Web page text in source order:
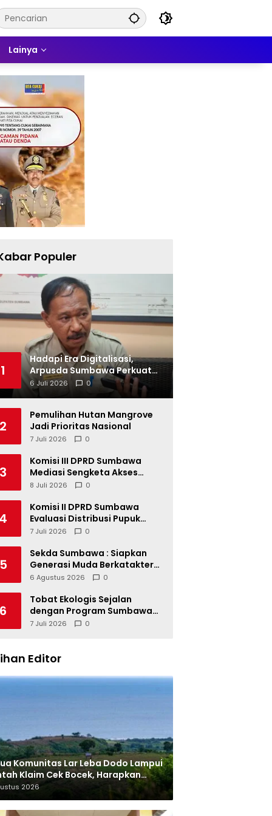
Lainya
Populer
1
Hadapi Era Digitalisasi,
Arpusda Sumbawa Perkuat
Pelayanan
6 Juli 2026 0
2
Pemulihan Hutan Mangrove
Jadi Prioritas Nasional
7 Juli 2026 0
3
Komisi III DPRD Sumbawa
Mediasi Sengketa Akses
Jalan Kelompok Tani Buin Dua
8 Juli 2026 0
4
Komisi II DPRD Sumbawa
Evaluasi Distribusi Pupuk
Bersubsidi di Kecamatan
7 Juli 2026 0
5
Sekda Sumbawa : Siapkan
Generasi Muda Berkatakter
dan Berjiwa Pacasila
6 Agustus 2026 0
6
Tobat Ekologis Sejalan
dengan Program Sumbawa
Hijau Lestari
7 Juli 2026 0
Editor
Komunitas Lar Leba Dodo Lampui
Klaim Cek Bocek, Harapkan
Beri Akses ke Makam Leluhur
2026